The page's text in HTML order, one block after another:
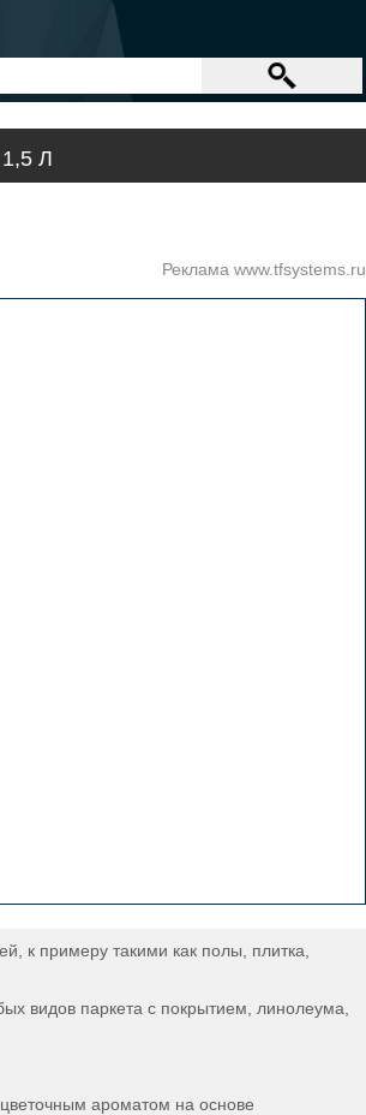
Л
Реклама www.tfsystems.ru
к примеру такими как полы, плитка,
видов паркета с покрытием, линолеума,
ароматом на основе